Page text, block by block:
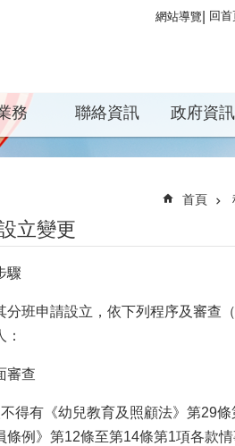
網站導覽 回首
務 聯絡資訊 政府資
首頁
立變更
驟
分班申請設立，依下列程序及審查
審查
得有《幼兒教育及照顧法》第29
條例》第12條至第14條第1項各款情